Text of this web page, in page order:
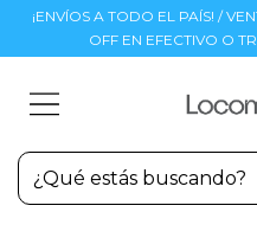
¡ENVÍOS A TODO EL PAÍS! /
OFF EN EFECTIVO O